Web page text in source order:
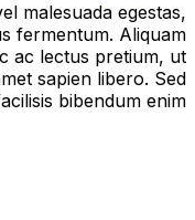
malesuada egestas,
fermentum. Aliquam
ac lectus pretium, ut
sapien libero. Sed
bibendum enim.